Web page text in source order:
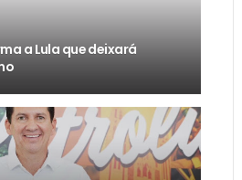
a Lula que deixará